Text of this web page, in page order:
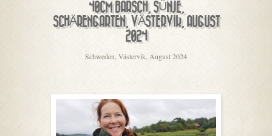
40CM BARSCH, SÜNJE,
SCHÄRENGARTEN, VÄSTERVIK, AUGUST
2024
Schweden, Västervik, August 2024